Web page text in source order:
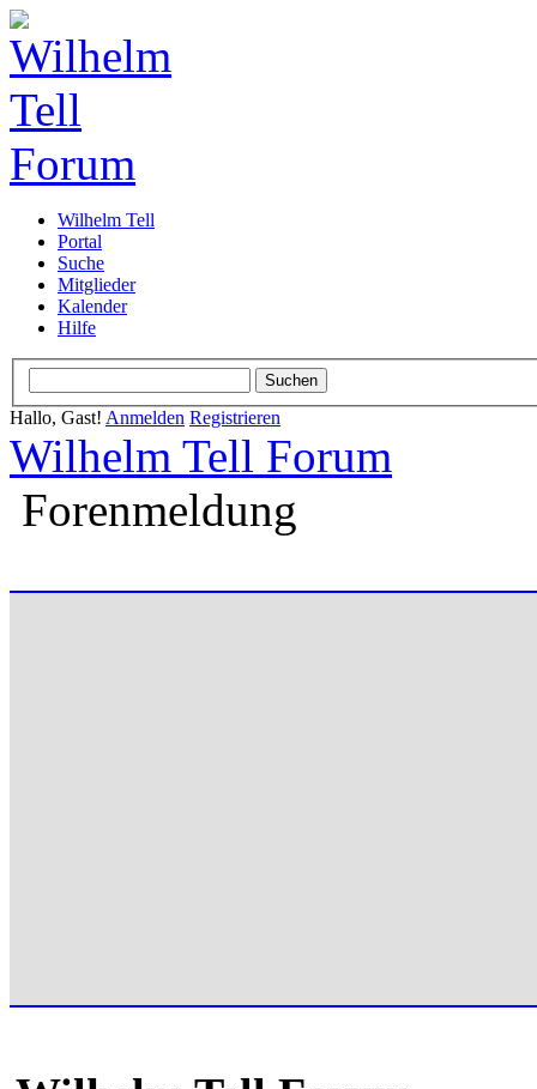
Wilhelm Tell
Portal
Suche
Mitglieder
Kalender
Hilfe
Hallo, Gast! Anmelden Registrieren
Wilhelm Tell Forum
Forenmeldung